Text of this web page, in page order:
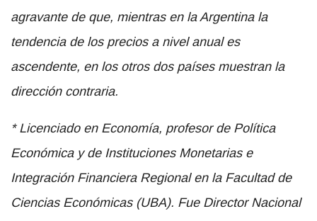
agravante de que, mientras en la Argentina la
tendencia de los precios a nivel anual es
ascendente, en los otros dos países muestran la
dirección contraria.
* Licenciado en Economía, profesor de Política
Económica y de Instituciones Monetarias e
Integración Financiera Regional en la Facultad de
Ciencias Económicas (UBA). Fue Director Nacional